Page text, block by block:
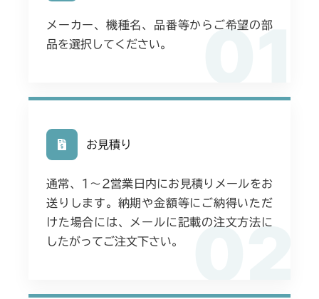
01
メーカー、機種名、品番等からご希望の部
品を選択してください。
02
お見積り
通常、1〜2営業日内にお見積りメールをお
送りします。納期や金額等にご納得いただ
けた場合には、メールに記載の注文方法に
したがってご注文下さい。